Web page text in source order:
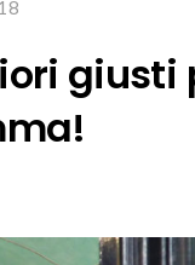
giusti